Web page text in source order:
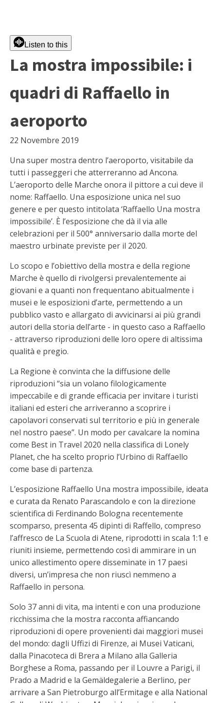
Listen to this
La mostra impossibile: i
quadri di Raffaello in
aeroporto
22 Novembre 2019
Una super mostra dentro l’aeroporto, visitabile da
tutti i passeggeri che atterreranno ad Ancona.
L’aeroporto delle Marche onora il pittore a cui deve il
nome: Raffaello. Una esposizione unica nel suo
genere e per questo intitolata ‘Raffaello Una mostra
impossibile’. È l’esposizione che dà il via alle
celebrazioni per il 500° anniversario dalla morte del
maestro urbinate previste per il 2020.
Lo scopo e l’obiettivo della mostra e della regione
Marche è quello di rivolgersi prevalentemente ai
giovani e a quanti non frequentano abitualmente i
musei e le esposizioni d’arte, permettendo a un
pubblico vasto e allargato di avvicinarsi ai più grandi
autori della storia dell’arte - in questo caso a Raffaello
- attraverso riproduzioni delle loro opere di altissima
qualità e pregio.
La Regione è convinta che la diffusione delle
riproduzioni “sia un volano filologicamente
impeccabile e di grande efficacia per invitare i turisti
italiani ed esteri che arriveranno a scoprire i
capolavori conservati sul territorio e più in generale
nel nostro paese”. Un modo per cavalcare la nomina
come Best in Travel 2020 nella classifica di Lonely
Planet, che ha scelto proprio l’Urbino di Raffaello
come base di partenza.
L’esposizione Raffaello Una mostra impossibile, ideata
e curata da Renato Parascandolo e con la direzione
scientifica di Ferdinando Bologna recentemente
scomparso, presenta 45 dipinti di Raffello, compreso
l’affresco de La Scuola di Atene, riprodotti in scala 1:1 e
riuniti insieme, permettendo così di ammirare in un
unico allestimento opere disseminate in 17 paesi
diversi, un’impresa che non riuscì nemmeno a
Raffaello in persona.
Solo 37 anni di vita, ma intenti e con una produzione
ricchissima che la mostra racconta affiancando
riproduzioni di opere provenienti dai maggiori musei
del mondo: dagli Uffizi di Firenze, ai Musei Vaticani,
dalla Pinacoteca di Brera a Milano alla Galleria
Borghese a Roma, passando per il Louvre a Parigi, il
Prado a Madrid e la Gemäldegalerie a Berlino, per
arrivare a San Pietroburgo all’Ermitage e alla National